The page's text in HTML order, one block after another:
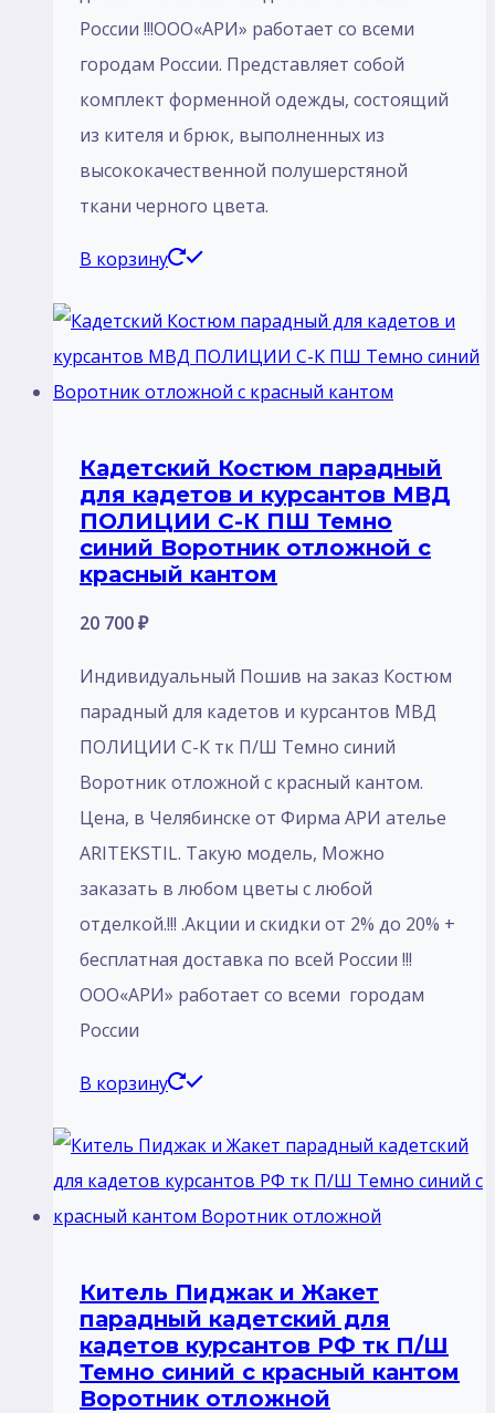
России !!!ООО«АРИ» работает со всеми
городам России. Представляет собой
комплект форменной одежды, состоящий
из кителя и брюк, выполненных из
высококачественной полушерстяной
ткани черного цвета.
В корзину
Кадетский Костюм парадный
для кадетов и курсантов МВД
ПОЛИЦИИ С-К ПШ Темно
синий Воротник отложной с
красный кантом
20 700₽
Индивидуальный Пошив на заказ Костюм
парадный для кадетов и курсантов МВД
ПОЛИЦИИ С-К тк П/Ш Темно синий
Воротник отложной с красный кантом.
Цена, в Челябинске от Фирма АРИ ателье
ARITEKSTIL. Такую модель, Mожно
заказать в любом цветы с любой
отделкой.!!! .Акции и скидки от 2% до 20% +
бесплатная доставка по всей России !!!
ООО«АРИ» работает со всеми городам
России
В корзину
Китель Пиджак и Жакет
парадный кадетский для
кадетов курсантов РФ тк П/Ш
Темно синий с красный кантом
Воротник отложной